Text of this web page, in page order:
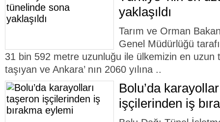
yaklaşıldı
Tarım ve Orman
Genel Müdürlüğü
31 bin 592 metre uzunluğu ile ülkemizin en uzun
taşıyan ve Ankara’ nın 2060 yılına ..
Bolu’da
işçilerinden iş